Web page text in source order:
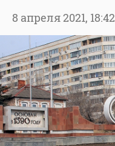
8 апреля 2021, 18:42